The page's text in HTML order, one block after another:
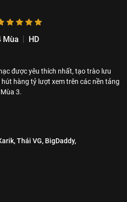
Mùa
HD
được yêu thích nhất, tạo trào lưu
hàng tỷ lượt xem trên các nền tảng
3.
Thái VG, BigDaddy,